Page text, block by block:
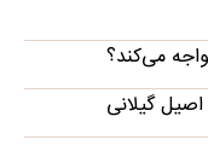
می‌کند؟
گیلانی